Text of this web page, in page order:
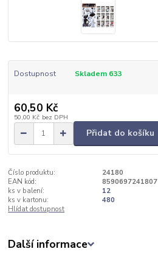
Dostupnost Skladem 633
60,50 Kč
50,00 Kč bez DPH
Přidat do košíku
Číslo produktu:
24180
EAN kód:
8590697241807
ks v balení:
12
ks v kartonu:
480
Hlídat dostupnost
Další informace